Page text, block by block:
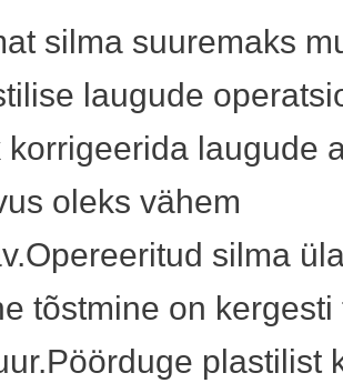
silma suuremaks
laugude
korrigeerida laugude
oleks vähem
silma
tõstmine on kergesti
plastilist